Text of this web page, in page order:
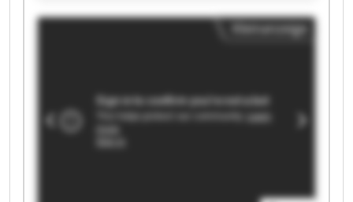
Erkol Fill GmbH Erkol Fill GmbH Erkol Fill GmbH
Erkol Fill GmbH Erkol Fill GmbH Erkol Fill GmbH
Kleinanzeige